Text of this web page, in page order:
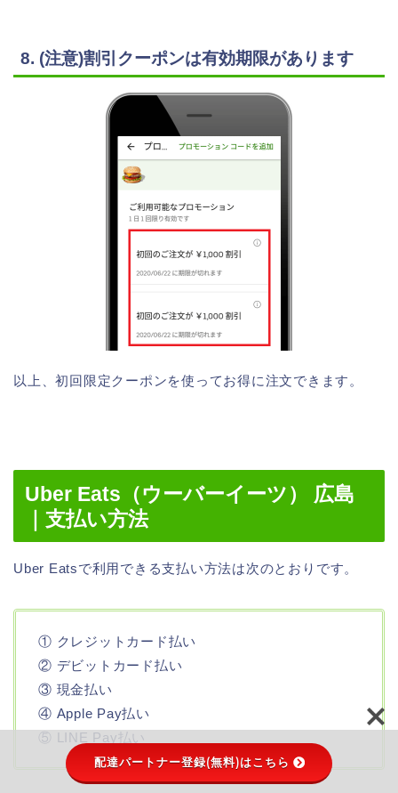
8. (注意)割引クーポンは有効期限があります
以上、初回限定クーポンを使ってお得に注文できます。
Uber Eats（ウーバーイーツ） 広島
｜支払い方法
Uber Eatsで利用できる支払い方法は次のとおりです。
① クレジットカード払い
② デビットカード払い
③ 現金払い
④ Apple Pay払い
⑤ LINE Pay払い
配達パートナー登録(無料)はこちら